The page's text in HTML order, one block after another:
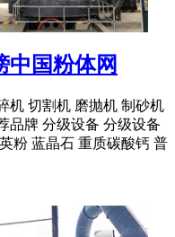
中国粉体网
机 切割机 磨抛机 制砂机
品牌 分级设备 分级设备
粉 蓝晶石 重质碳酸钙 普